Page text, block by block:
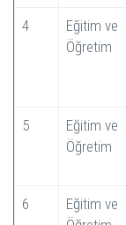
4
Eğitim ve
Öğretim
5
Eğitim ve
Öğretim
6
Eğitim ve